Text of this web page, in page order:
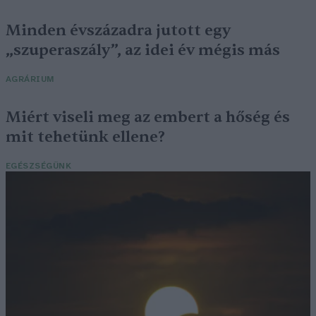
Minden évszázadra jutott egy
„szuperaszály”, az idei év mégis más
AGRÁRIUM
Miért viseli meg az embert a hőség és
mit tehetünk ellene?
EGÉSZSÉGÜNK